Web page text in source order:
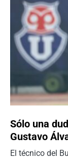
Sólo una
Gustavo
El técnico del